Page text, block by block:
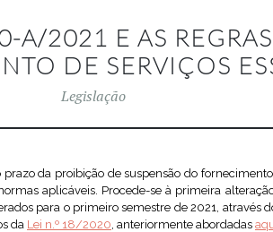
A/2021 E AS
DE SERVIÇOS
Legislação
da proibição de suspensão do
aplicáveis. Procede-se à primeira
para o primeiro semestre de 2021, através
da Lei n.º 18/2020, anteriormente abordadas